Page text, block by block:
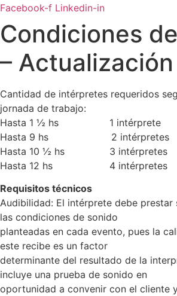
Facebook-f Linkedin-in
Condiciones
–
Cantidad de intérpretes requeridos
jornada de trabajo:
Hasta 1 ½ hs 1 intérprete
Hasta 9 hs 2 intérpretes
Hasta 10 ½ hs 3 intérpretes
Hasta 12 hs 4 intérpretes
Requisitos técnicos
Audibilidad: El intérprete debe prestar
las condiciones de sonido
planteadas en cada evento, pues la
este recibe es un factor
determinante del resultado de la
incluye una prueba de sonido en
oportunidad a convenir con el cliente